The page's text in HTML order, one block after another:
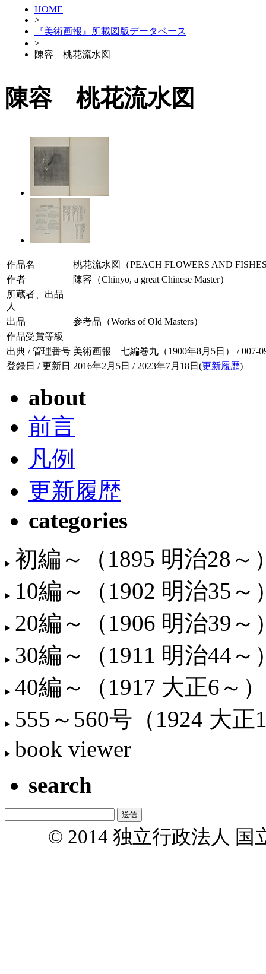
HOME
>
『美術画報』所載図版データベース
>
陳容 桃花流水図
陳容 桃花流水図
作品名
桃花流水図（PEACH FLOWERS AND
作者
陳容（Chinyō, a great Chinese Master）
所蔵者、出品
人
出品
参考品（Works of Old Masters）
作品受賞等級
出典 / 管理番号 美術画報 七編巻九（1900年8月5日） / 007-
登録日 / 更新日 2016年2月5日 / 2023年7月18日(更新履歴)
about
前言
凡例
更新履歴
categories
初編～（1895 明治28～
10編～（1902 明治35～
20編～（1906 明治39～
30編～（1911 明治44～
40編～（1917 大正6～）
555～560号（1924 大正
book viewer
search
© 2014 独立行政法人 国